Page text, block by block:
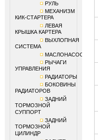
РУЛЬ
МЕХАНИЗМ
КИК-СТАРТЕРА
ЛЕВАЯ
КРЫШКА КАРТЕРА
ВЫХЛОПНАЯ
СИСТЕМА
МАСЛОНАСОС
РЫЧАГИ
УПРАВЛЕНИЯ
РАДИАТОРЫ
БОКОВИНЫ
РАДИАТОРОВ
ЗАДНИЙ
ТОРМОЗНОЙ
СУППОРТ
ЗАДНИЙ
ТОРМОЗНОЙ
ЦИЛИНДР